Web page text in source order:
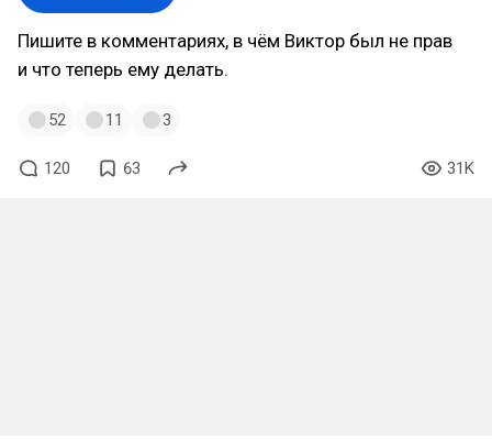
Пишите в комментариях, в чём Виктор был не прав
и что теперь ему делать.
52 11 3
120 63 31K